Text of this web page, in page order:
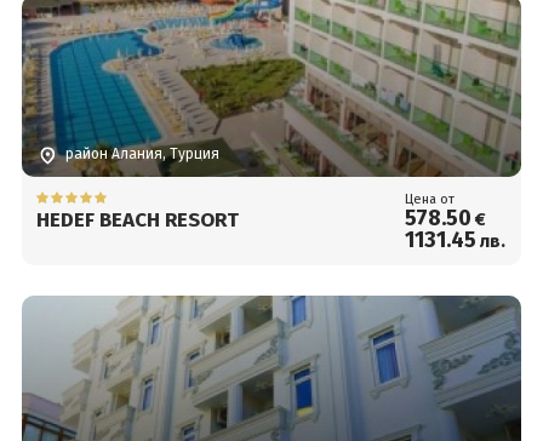
район Алания, Турция
HEDEF BEACH RESORT
Цена от
578.50 €
1131.45 лв.